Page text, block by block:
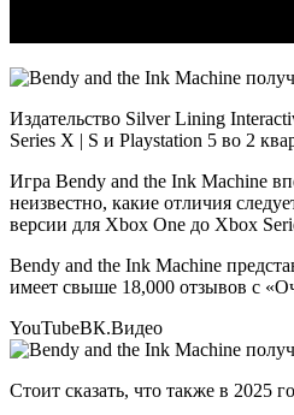
Издательство Silver Lining
Series X | S и Playstation 5 во 2
Игра Bendy and the Ink Machine
неизвестно, какие отличия
версии для Xbox One до Xbox
Bendy and the Ink Machine
имеет свыше 18,000 отзывов с
YouTubeВК.Видео
Стоит сказать, что также в 2025